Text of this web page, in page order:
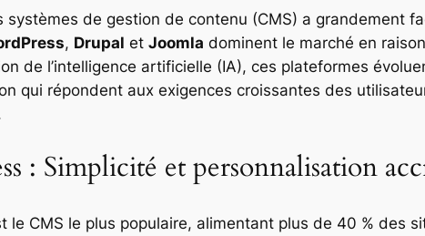
systèmes de gestion de contenu (CMS) a grandement
, Drupal et Joomla dominent le marché en
de l’intelligence artificielle (IA), ces plateformes
qui répondent aux exigences croissantes des
: Simplicité et personnalisation
le CMS le plus populaire, alimentant plus de 40 % des